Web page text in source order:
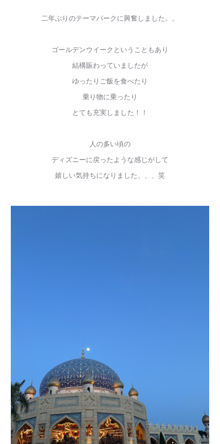
二年ぶりのテーマパークに興奮しました。。
ゴールデンウイークということもあり
結構賑わっていましたが
ゆったりご飯を食べたり
乗り物に乗ったり
とても充実しました！！
人の多い頃の
ディズニーに戻ったような感じがして
嬉しい気持ちになりました、、、笑